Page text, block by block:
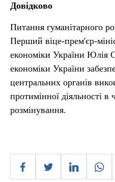
Довідково
Питання гуманітарного
Перший віце-прем'єр-
економіки України Юлія
економіки України
центральних органів
протимінної діяльності в
розмінування.